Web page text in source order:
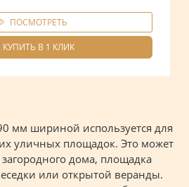
ПОСМОТРЕТЬ
КУПИТЬ В 1 КЛИК
мм шириной используется для
уличных площадок. Это может
загородного дома, площадка
или открытой веранды.